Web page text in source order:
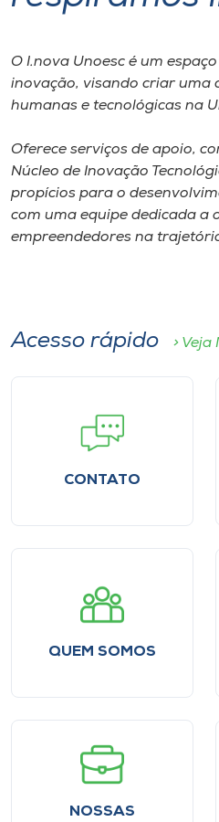
Museu
Unoesc
Store
Selecione
o idioma
O I.nova Unoesc é um
inovação, visando criar uma
humanas e tecnológicas na
Oferece serviços de apoio,
Núcleo de Inovação
propícios para o
com uma equipe dedicada a
empreendedores na
Acesso rápido > Veja
QUEM SOMOS
CONTATO
NOSSAS